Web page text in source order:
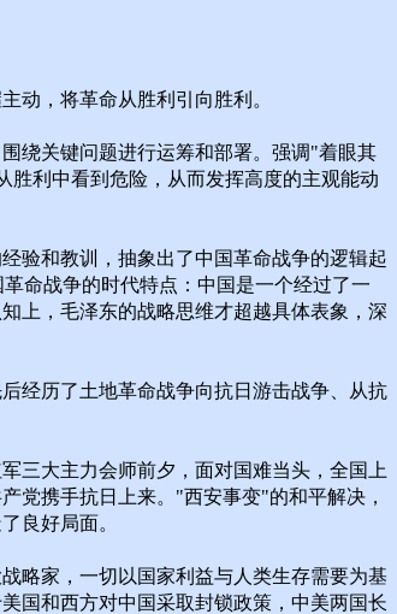
动，将革命从胜利引向胜利。
绕关键问题进行运筹和部署。强调"着眼其
利中看到危险，从而发挥高度的主观能动
验和教训，抽象出了中国革命战争的逻辑起
命战争的时代特点：中国是一个经过了一
上，毛泽东的战略思维才超越具体表象，深
经历了土地革命战争向抗日游击战争、从抗
三大主力会师前夕，面对国难当头，全国上
党携手抗日上来。"西安事变"的和平解决，
良好局面。
略家，一切以国家利益与人类生存需要为基
国和西方对中国采取封锁政策，中美两国长